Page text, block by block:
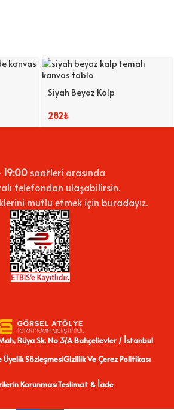
Siyah Beyaz Kalp
282₺
saatleri arasında
telefondan ulaşabilirsin.
mutlu etmek için buradayız.
Rüya Sk. No 3/A Bahçelievler / İstanbul
Üyelik SözleşmesiGizlilik Ve Çerez Politikası
KorunmasıTeslimat & İade